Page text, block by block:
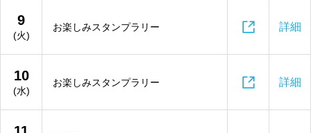
9
(火)
お楽しみスタンプラリー  詳細
10
(水)
お楽しみスタンプラリー  詳細